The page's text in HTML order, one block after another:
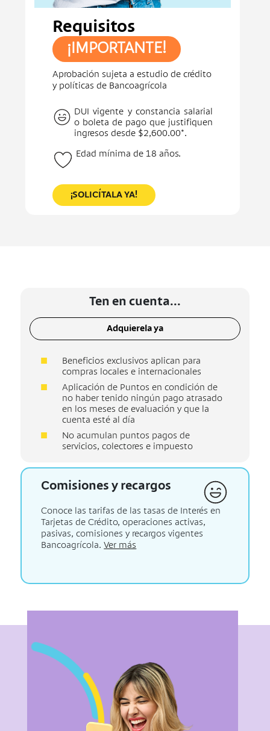
Requisitos
¡IMPORTANTE!
Aprobación sujeta a estudio de crédito
y políticas de Bancoagrícola
DUI vigente y constancia salarial
o boleta de pago que justifiquen
ingresos desde $2,600.00*.
Edad mínima de 18 años.
¡SOLICÍTALA YA!
Ten en cuenta...
Adquierela ya
Beneficios exclusivos aplican para
compras locales e internacionales
Aplicación de Puntos en condición de
no haber tenido ningún pago atrasado
en los meses de evaluación y que la
cuenta esté al día
No acumulan puntos pagos de
servicios, colectores e impuesto
Comisiones y recargos
Conoce las tarifas de las tasas de Interés en
Tarjetas de Crédito, operaciones activas,
pasivas, comisiones y recargos vigentes
Bancoagrícola.Ver más